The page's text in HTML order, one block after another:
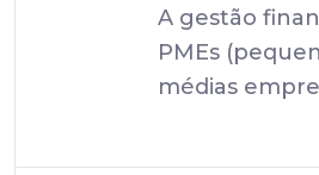
A gestão
PMEs
médias